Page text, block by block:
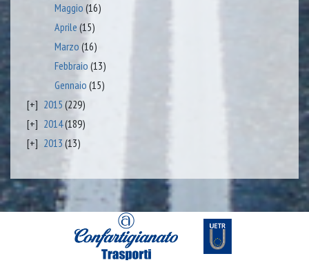
Maggio (16)
Aprile (15)
Marzo (16)
Febbraio (13)
Gennaio (15)
2015 (229)
2014(189)
2013 (13)